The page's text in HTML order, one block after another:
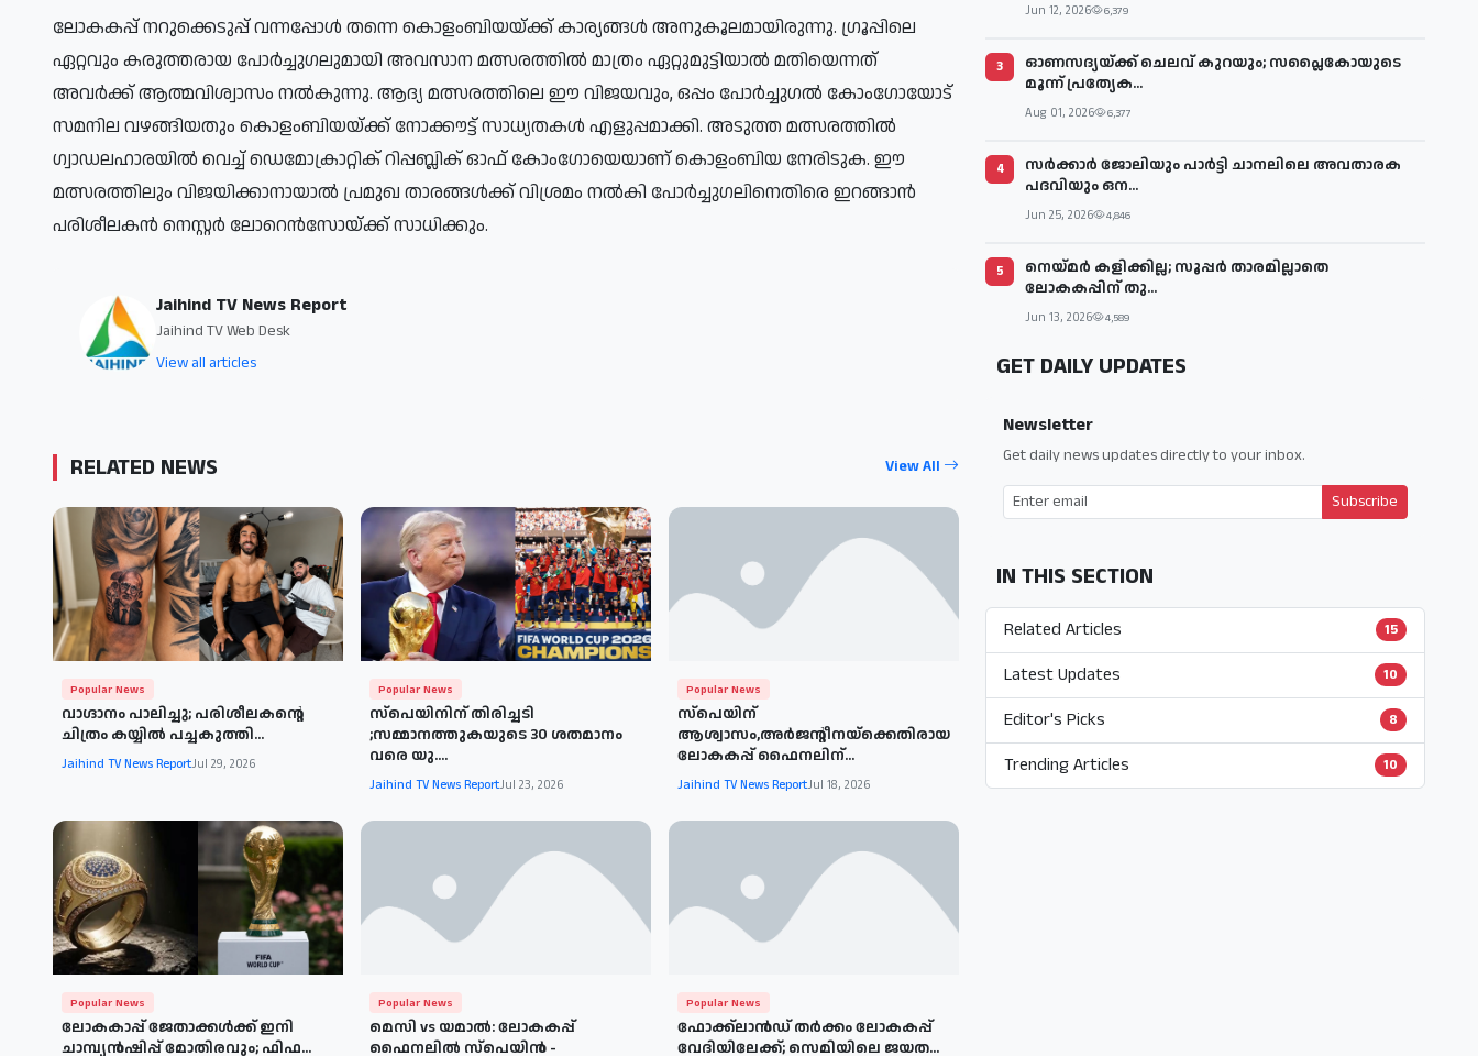
ലോകകപ്പ് നറുക്കെടുപ്പ് വന്നപ്പോൾ തന്നെ കൊളംബിയയ്ക്ക് കാര്യങ്ങൾ അനുകൂലമായിരുന്നു. ഗ്രൂപ്പിലെ
ഏറ്റവും കരുത്തരായ പോർച്ചുഗലുമായി അവസാന മത്സരത്തിൽ മാത്രം ഏറ്റുമുട്ടിയാൽ മതിയെന്നത്
അവർക്ക് ആത്മവിശ്വാസം നൽകുന്നു. ആദ്യ മത്സരത്തിലെ ഈ വിജയവും, ഒപ്പം പോർച്ചുഗൽ കോംഗോയോട്
സമനില വഴങ്ങിയതും കൊളംബിയയ്ക്ക് നോക്കൗട്ട് സാധ്യതകൾ എളുപ്പമാക്കി. അടുത്ത മത്സരത്തിൽ
ഗ്വാഡലഹാരയിൽ വെച്ച് ഡെമോക്രാറ്റിക് റിപ്പബ്ലിക് ഓഫ് കോംഗോയെയാണ് കൊളംബിയ നേരിടുക. ഈ
മത്സരത്തിലും വിജയിക്കാനായാൽ പ്രമുഖ താരങ്ങൾക്ക് വിശ്രമം നൽകി പോർച്ചുഗലിനെതിരെ ഇറങ്ങാൻ
പരിശീലകൻ നെസ്റ്റർ ലോറെൻസോയ്ക്ക് സാധിക്കും.
Jaihind TV News Report
Jaihind TV Web Desk
View all articles
RELATED NEWS View All
Popular News
വാഗ്ദാനം പാലിച്ചു; പരിശീലകന്റെ
ചിത്രം കയ്യിൽ പച്ചകുത്തി...
Jaihind TV News ReportJul 29, 2026
Popular News
സ്പെയിനിന് തിരിച്ചടി
;സമ്മാനത്തുകയുടെ 30 ശതമാനം
വരെ യു....
Jaihind TV News ReportJul 23, 2026
Popular News
സ്പെയിന്
ആശ്വാസം,അർജന്റീനയ്‌ക്കെതിരായ
ലോകകപ്പ് ഫൈനലിന്...
Jaihind TV News ReportJul 18, 2026
Popular News
ലോകകാപ്പ് ജേതാക്കൾക്ക് ഇനി
ചാമ്പ്യൻഷിപ്പ് മോതിരവും; ഫിഫ...
Popular News
മെസി vs യമാൽ: ലോകകപ്പ്
ഫൈനലിൽ സ്പെയിൻ -
Popular News
ഫോക്ക്‌ലാൻഡ് തർക്കം ലോകകപ്പ്
വേദിയിലേക്ക്; സെമിയിലെ ജയത...
Jun 12, 2026 6,379
3
ഓണസദ്യയ്ക്ക് ചെലവ് കുറയും; സപ്ലൈകോയുടെ
മൂന്ന് പ്രത്യേക...
Aug 01, 2026 6,377
4
സര്‍ക്കാര്‍ ജോലിയും പാര്‍ട്ടി ചാനലിലെ അവതാരക
പദവിയും ഒന...
Jun 25, 2026 4,846
5
നെയ്മര്‍ കളിക്കില്ല; സൂപ്പര്‍ താരമില്ലാതെ
ലോകകപ്പിന് തു...
Jun 13, 2026 4,589
GET DAILY UPDATES
Newsletter
Get daily news updates directly to your inbox.
Subscribe
IN THIS SECTION
Related Articles 15
Latest Updates 10
Editor's Picks 8
Trending Articles 10